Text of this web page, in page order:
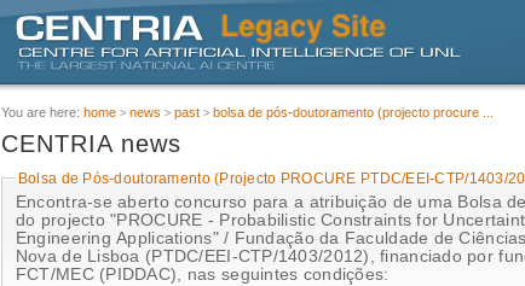
You are here: home news past bolsa de pós-doutoramento (projecto procure ...
CENTRIA news
Bolsa de Pós-doutoramento (Projecto PROCURE PTDC/EEI-CTP/1403/
Encontra-se aberto concurso para a atribuição de uma Bolsa
do projecto "PROCURE - Probabilistic Constraints for
Engineering Applications" / Fundação da Faculdade de
Nova de Lisboa (PTDC/EEI-CTP/1403/2012), financiado por fundos nacionais através da
FCT/MEC (PIDDAC), nas seguintes condições: